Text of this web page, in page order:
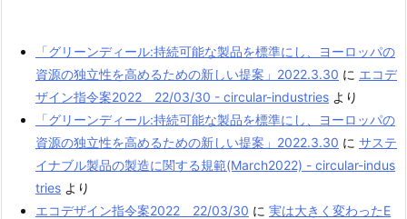
「グリーンディール:持続可能な製品を標準にし、ヨーロッパの
資源の独立性を高めるための新しい提案」2022.3.30 に エコデ
ザイン指令案2022 22/03/30 - circular-industries より
「グリーンディール:持続可能な製品を標準にし、ヨーロッパの
資源の独立性を高めるための新しい提案」2022.3.30 に サステ
イナブル製品の製造に関する規範(March2022) - circular-indus
tries より
エコデザイン指令案2022 22/03/30 に 実は大きく変わったE